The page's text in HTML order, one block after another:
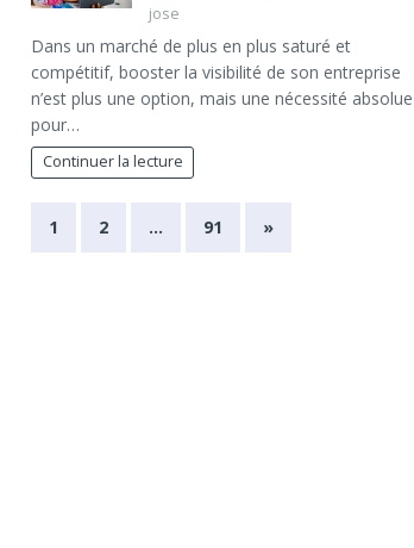
jose
Dans un marché de plus en plus saturé et
compétitif, booster la visibilité de son entreprise
n’est plus une option, mais une nécessité absolue
pour…
Continuer la lecture
1 2 … 91 »